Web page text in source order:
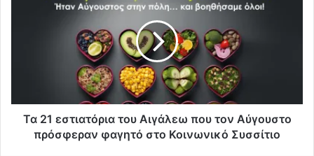
Τα 21 εστιατόρια του Αιγάλεω που τον Αύγουστο
πρόσφεραν φαγητό στο Κοινωνικό Συσσίτιο